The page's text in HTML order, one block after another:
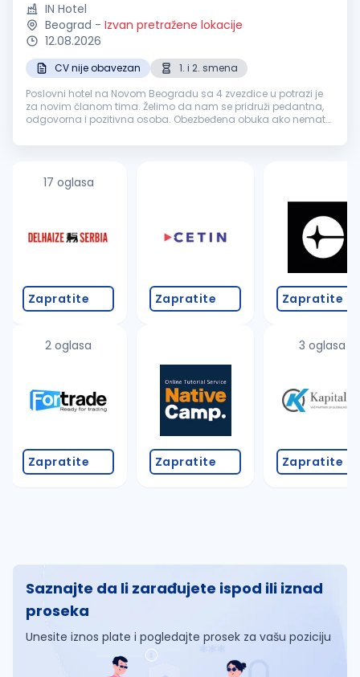
IN Hotel
Beograd - Izvan pretražene lokacije
12.08.2026
CV nije obavezan
1. i 2. smena
Poslovni hotel na Novom Beogradu sa 4 zvezdice u potrazi je
za novim članom tima. Želimo da nam se pridruži pedantna,
odgovorna i pozitivna osoba. Obezbeđena obuka ako nemate
poslovim...
17 oglasa
Zapratite
2 oglasa
Zapratite
Zapratite
Zapratite
Zapratite
3 oglasa
Zapratite
Saznajte da li zarađujete ispod ili iznad
proseka
Unesite iznos plate i pogledajte prosek za vašu poziciju